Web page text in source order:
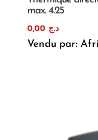
max. 4.25
د.ج 0,00
Vendu par: